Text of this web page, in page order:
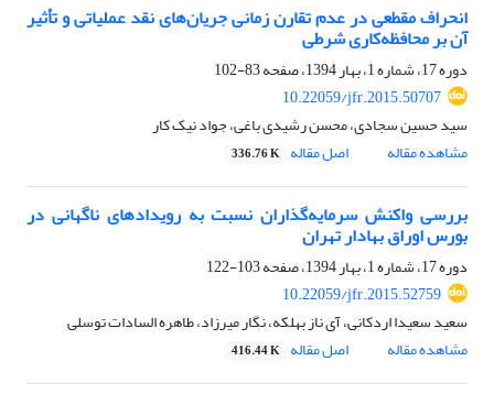
انحراف مقطعی در عدم تقارن زمانی جریان‌های نقد عملیاتی و تأثیر
آن بر محافظه‌کاری شرطی
دوره 17، شماره 1، بهار 1394، صفحه
83-102
10.22059/jfr.2015.50707
سید حسین سجادی، محسن رشیدی باغی، جواد نیک کار
مشاهده مقاله
اصل مقاله 336.76 K
بررسی واکنش سرمایه‌گذاران نسبت به رویدادهای ناگهانی در
بورس اوراق بهادار تهران
دوره 17، شماره 1، بهار 1394، صفحه
103-122
10.22059/jfr.2015.52759
سعید سعیدا اردکانی، آی ناز بهلکه، نگار میرزاد، طاهره السادات توسلی
مشاهده مقاله
اصل مقاله 416.44 K